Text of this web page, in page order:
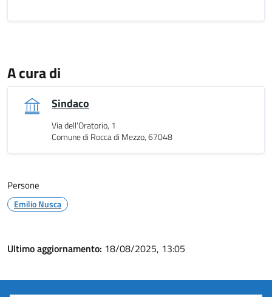
A cura di
Sindaco
Via dell'Oratorio, 1
Comune di Rocca di Mezzo, 67048
Persone
Emilio Nusca
Ultimo aggiornamento: 18/08/2025, 13:05